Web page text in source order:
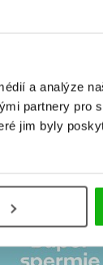
a analýze
partnery pro
jim byly
Super spermie
Peter Humaidan